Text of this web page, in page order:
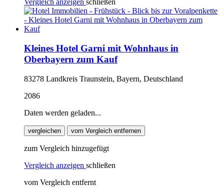
Vergleich anzeigen schließen
Kleines Hotel Garni mit Wohnhaus in
Oberbayern zum Kauf
83278 Landkreis Traunstein, Bayern, Deutschland
2086
Daten werden geladen...
vergleichen vom Vergleich entfernen
zum Vergleich hinzugefügt
Vergleich anzeigen schließen
vom Vergleich entfernt